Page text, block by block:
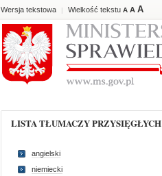
Wersja tekstowa | Wielkość tekstu A A A
LISTA TŁUMACZY PRZYSIĘGŁYCH
angielski
niemiecki